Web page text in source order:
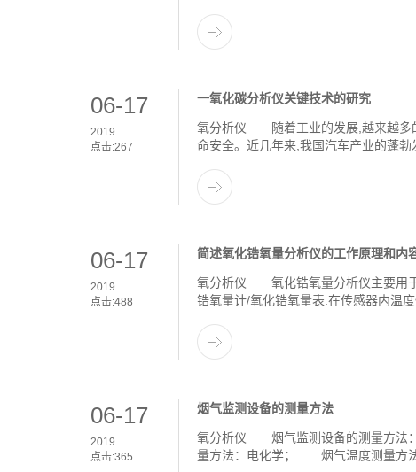
06-17
2019
点击:267
一氧化碳分析仪关键技术的研究
氧分析仪 随着工业的发展,越来越多的
命安全。近几年来,我国汽车产业的蓬勃
06-17
2019
点击:488
简述氧化锆氧量分析仪的工作原理和内
氧分析仪 氧化锆氧量分析仪主要用于
锆氧量计/氧化锆氧量表.在传感器内温
06-17
2019
点击:365
烟气监测设备的测量方法
氧分析仪 烟气监测设备的测量方法
量方法：电化学； 烟气温度测量方